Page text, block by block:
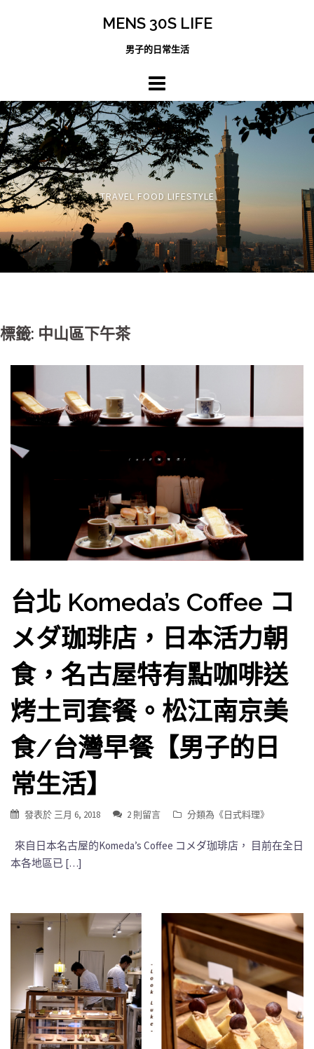
MENS 30S LIFE
男子的日常生活
TRAVEL FOOD LIFESTYLE
標籤: 中山區下午茶
台北 Komeda’s Coffee コ
メダ珈琲店，日本活力朝
食，名古屋特有點咖啡送
烤土司套餐。松江南京美
食/台灣早餐【男子的日
常生活】
發表於 三月 6, 2018 2 則留言 分類為《日式料理》
來自日本名古屋的Komeda’s Coffee コメダ珈琲店， 目前在全日
本各地區已 […]